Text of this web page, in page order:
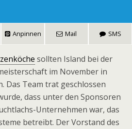
Anpinnen Mail SMS
sollten Island bei der
im November in
Das Team trat geschlossen
dass unter den Sponsoren
Unternehmen war, das
betreibt. Der Vorstand des